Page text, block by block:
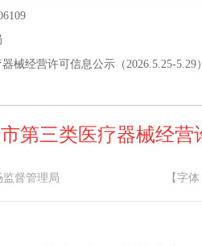
械经营许可信息公示（2026.5.25-5.29）
第三类医疗器械经营
监督管理局 【字体